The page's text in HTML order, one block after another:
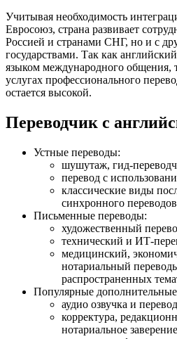
Учитывая необходимость
Евросоюз, страна развивает
Россией и странами СНГ, но и с
государствами. Так как
языком международного общения,
услугах профессионального
остается высокой.
Переводчик с
Устные переводы:
шушутаж, гид-
перевод с
классические виды
синхронного
Письменные переводы:
художественный
технический и ИТ-
медицинский,
нотариальный
распространенных
Популярные
аудио озвучка и
корректура,
нотариальное